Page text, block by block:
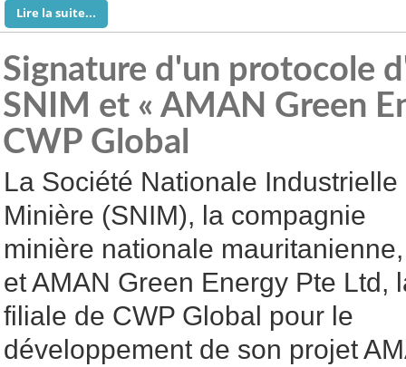
Lire la suite...
Signature d'un protocole
SNIM et « AMAN Green
CWP Global
La Société Nationale Industrielle
Minière (SNIM), la compagnie
minière nationale mauritanienne,
et AMAN Green Energy Pte Ltd,
filiale de CWP Global pour le
développement de son projet